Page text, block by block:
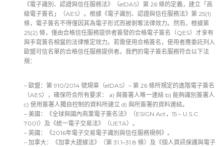
《電子識別、認證與信任服務法》（eIDAS）第 26 條的定義，建立「高
級電子簽名」（AES）。根據《電子識別、認證與信任服務法》第 25(1)
條，電子簽名不得僅因其為電子形式而被剝奪法律效力。然而，根據第
25(2) 條，僅由合格信任服務提供者簽發的合格電子簽名（QES）才享有
與手寫簽名相當的法律推定效力。若需使用合格簽名，使用者應委託列入
歐盟可信名單的合格信任服務提供者。我們的電子簽名服務符合以下法
規：
– 歐盟：第 910/2014 號規章（eIDAS）– 第 26 條所規定的進階電子簽名
（AES），確保符合所有要求： a) 與簽署人唯一連結 b) 能夠識別簽署人
c) 使用簽署人獨自控制的資料所建立 d) 與所簽署的資料連結。
– 美國：《全球與國內商業電子簽名法》（ESIGN Act，15 – U.S.C.
7001）及《統一電子交易法》（UETA）。
– 英國：《2016年電子交易電子識別與信任服務規例》。
– 加拿大：《加拿大證據法》（第 31.1–31.8 條）及《個人資訊保護與電子